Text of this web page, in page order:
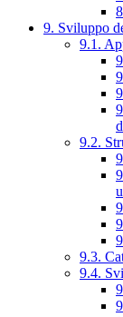
9. Sviluppo
9.1.
9.2.
9.3.
9.4.